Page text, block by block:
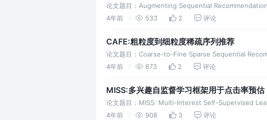
论文题目：Augmenting Sequential
4年前
533 2 评论
CAFE:粗粒度到细粒度稀疏序列推荐
论文题目：Coarse-to-Fine Sparse Sequential
4年前
673 2 评论
MISS:多兴趣自监督学习框架用于点击率预估
论文题目：MISS: Multi-Interest Self-Supervised
4年前
908 3 评论